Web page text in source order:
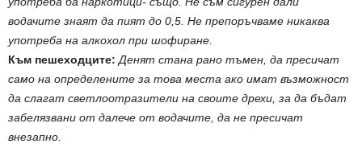
водачите знаят да пият до 0,5. Не препоръчваме никаква
употреба на алкохол при шофиране.
Към пешеходците: Денят стана рано тъмен, да пресичат
само на определените за това места ако имат възможност
да слагат светлоотразители на своите дрехи, за да бъдат
забелязвани от далече от водачите, да не пресичат
внезапно.